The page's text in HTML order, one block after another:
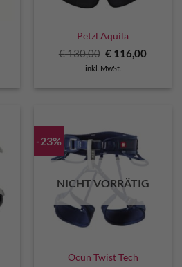
Petzl Aquila
€130,00 Ursprünglicher
war:
€ 116,00
inkl. MwSt.
-23%
NICHT VORRÄTIG
Ocun Twist Tech